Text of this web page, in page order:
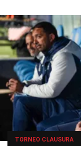
TORNEO CLAUSURA